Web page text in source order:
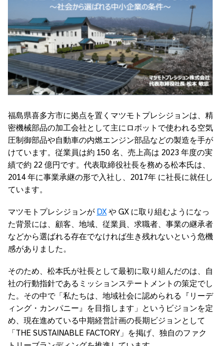
福島県喜多方市に拠点を置くマツモトプレシジョンは、精
密機械部品の加工会社として主にロボットで使われる空気
圧制御部品や自動車の内燃エンジン部品などの製造を手が
けています。従業員は約 150 名、売上高は 2023 年度の実
績で約 22 億円です。代表取締役社長を務める松本氏は、
2014 年に事業承継の形で入社し、2017年 に社長に就任し
ています。
マツモトプレシジョンが DX や GX に取り組むようになっ
た背景には、顧客、地域、従業員、求職者、事業の継承者
などから選ばれる存在でなければ生き残れないという危機
感がありました。
そのため、松本氏が社長として最初に取り組んだのは、自
社の行動指針であるミッションステートメントの策定でし
た。その中で「私たちは、地域社会に認められる『リーデ
ィング・カンパニー』を目指します」というビジョンを定
め、現在進めている中期経営計画の長期ビジョンとして
「THE SUSTAINABLE FACTORY」を掲げ、独自のファク